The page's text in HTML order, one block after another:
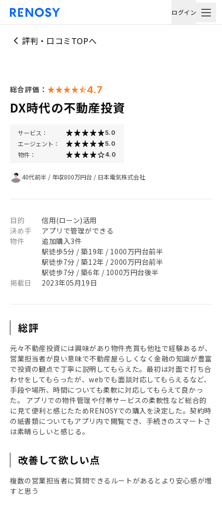
ログイン
評判・口コミTOPへ
総合評価： 4.7
DX時代の不動産投資
サービス： 5.0
エージェント： 5.0
物件： 4.0
40代前半 / 年収800万円台 / 日本電気株式会社
目的
信用(ローン)活用
決め手
アプリで管理ができる
物件
追加購入3件
駅徒歩5分 / 築19年 / 1000万円台前半
駅徒歩7分 / 築12年 / 2000万円台前半
駅徒歩7分 / 築6年 / 1000万円台後半
掲載日
2023年05月19日
総評
元々不動産投資には興味があり物件売買も他社で経験あるが、
営業担当者が良い意味で不動産屋らしくなく金融の知識が豊富
で投資の観点で丁寧に説明してもらえた。最初は対面で打ち合
わせをしてもらったが、webでも面談対応してもらえるなど、
手段や場所、時間についても柔軟に対応してもらえて良かっ
た。 アプリでの物件管理や付帯サービスの柔軟性など総合的
に見て便利と感じたためRENOSYでの購入を決定した。契約時
の紙書類についてもアプリ内で閲覧でき、手続きのスマートさ
は素晴らしいと感じる。
改善して欲しい点
複数の営業担当者に質問できるルートがあるとより安心感が増
すと思う